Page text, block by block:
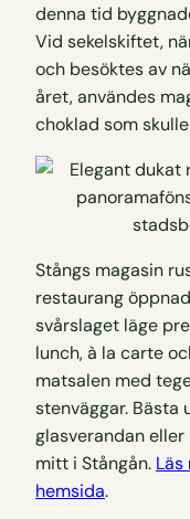
denna tid
Vid sekelskiftet,
och besöktes av
året, användes
choklad som
Stångs magasin
restaurang
svårslaget läge
lunch, à la carte
matsalen med
stenväggar. Bästa
glasverandan
mitt i Stångån. Läs
hemsida.